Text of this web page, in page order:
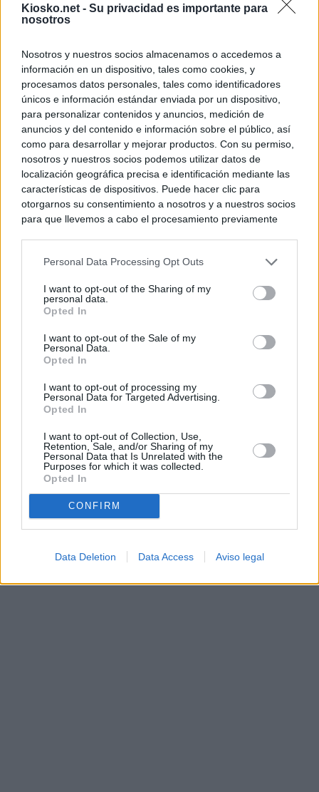
Kiosko.net - Su privacidad es importante para
nosotros
Nosotros y nuestros socios almacenamos o accedemos a
información en un dispositivo, tales como cookies, y
procesamos datos personales, tales como identificadores
únicos e información estándar enviada por un dispositivo,
para personalizar contenidos y anuncios, medición de
anuncios y del contenido e información sobre el público, así
como para desarrollar y mejorar productos. Con su permiso,
nosotros y nuestros socios podemos utilizar datos de
localización geográfica precisa e identificación mediante las
características de dispositivos. Puede hacer clic para
otorgarnos su consentimiento a nosotros y a nuestros socios
para que llevemos a cabo el procesamiento previamente
negar su consentimiento. Tenga en cuenta que algún
de su consentimiento, pero usted tiene el derecho de
rechazar tal procesamiento. Sus preferencias se aplicarán
cualquier momento entrando de nuevo en este sitio web o
visitando nuestra política de privacidad.
Personal Data Processing Opt Outs
I want to opt-out of the Sharing of my
personal data.
Opted In
I want to opt-out of the Sale of my
Personal Data.
Opted In
I want to opt-out of processing my
Personal Data for Targeted Advertising.
Opted In
I want to opt-out of Collection, Use,
Retention, Sale, and/or Sharing of my
Personal Data that Is Unrelated with the
Purposes for which it was collected.
Opted In
CONFIRM
Data Deletion Data Access Aviso legal